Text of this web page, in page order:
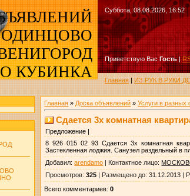
ОДИНЦОВО
КУБИНКА
Суббота, 08.08.2026, 16:52
Приветствую Вас Гость|
Главная|ИЗ РУК В РУКИ
Главная » Доска объявлений »Услуги в разных
Сдается 3х комнатная
Предложение |
8 926 015 02 93 Сдается 3х комнатная
Застекленная лоджия. Санузел раздельный в
Добавил:arendamo | Контактное лицо:
Просмотров:325 | Размещено до: 31.12.2013 |
Всего комментариев:0